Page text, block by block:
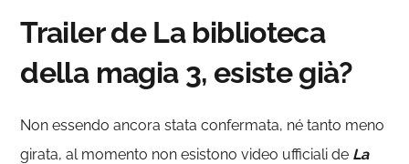
Trailer de La biblioteca
della magia 3, esiste già?
Non essendo ancora stata confermata, né tanto meno
girata, al momento non esistono video ufficiali de La